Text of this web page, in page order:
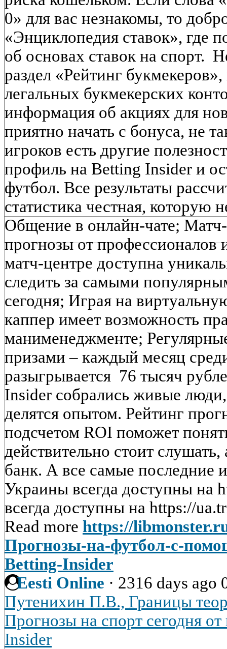
0» для вас незнакомы, то
«Энциклопедия ставок», где
об основах ставок на спорт.
раздел «Рейтинг
легальных букмекерских
информация об акциях для
приятно начать с бонуса, не
игроков есть другие
профиль на Betting Insider и
футбол. Все результаты
статистика честная, которую
Общение в онлайн-чате;
прогнозы от профессионалов
матч-центре доступна
следить за самыми
сегодня; Играя на
каппер имеет возможность
манименеджменте;
призами – каждый месяц
разыгрывается 76 тысяч
Insider собрались живые
делятся опытом. Рейтинг
подсчетом ROI поможет
действительно стоит
банк. А все самые последние
Украины всегда доступны на
всегда доступны на https://
Read more https://
Прогнозы-на-футбол-с-
Betting-Insider
Eesti Online · 2316 days ago
Путенихин П.В., Границы
Прогнозы на спорт сегодня
Insider